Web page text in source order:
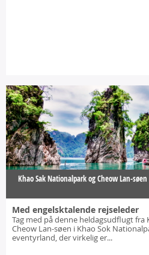
Khao Sak Nationalpark og Cheow Lan-søen
Med engelsktalende rejseleder
Tag med på denne heldagsudflugt
Cheow Lan-søen i Khao Sok
eventyrland, der virkelig er...